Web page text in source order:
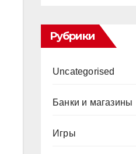
Рубрики
Uncategorised
Банки и магазины
Игры